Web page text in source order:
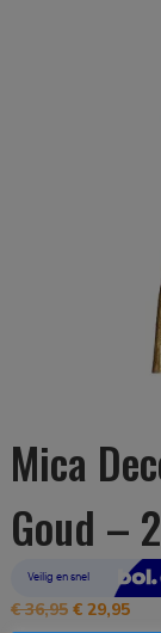
Mica
Goud –
€36,95 €29,95